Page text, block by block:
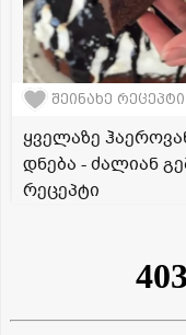
შეინახე რეცეპტი
ყველაზე
დნება - ძალიან
რეცეპტი